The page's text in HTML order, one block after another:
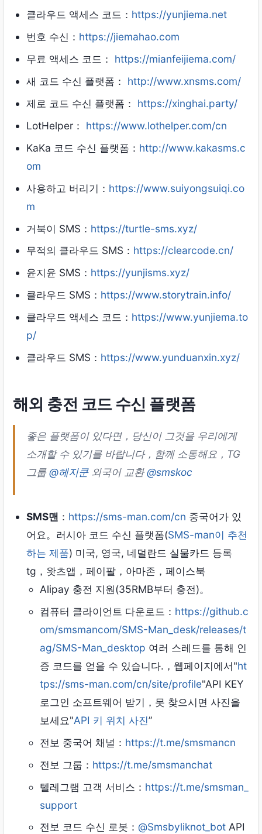
클라우드 액세스 코드： https://yunjiema.net
번호 수신： https://jiemahao.com
무료 액세스 코드： https://mianfeijiema.com/
새 코드 수신 플랫폼： http://www.xnsms.com/
제로 코드 수신 플랫폼： https://xinghai.party/
LotHelper： https://www.lothelper.com/cn
KaKa 코드 수신 플랫폼： http://www.kakasms.c
om
사용하고 버리기： https://www.suiyongsuiqi.co
m
거북이 SMS： https://turtle-sms.xyz/
무적의 클라우드 SMS： https://clearcode.cn/
윤지윤 SMS： https://yunjisms.xyz/
클라우드 SMS： https://www.storytrain.info/
클라우드 액세스 코드： https://www.yunjiema.to
p/
클라우드 SMS： https://www.yunduanxin.xyz/
해외 충전 코드 수신 플랫폼
좋은 플랫폼이 있다면，당신이 그것을 우리에게
소개할 수 있기를 바랍니다，함께 소통해요，TG
그룹@헤지쿤외국어 교환@smskoc
SMS맨 ： https://sms-man.com/cn 중국어가 있
어요。러시아 코드 수신 플랫폼(SMS-man이 추천
하는 제품) 미국, 영국, 네덜란드 실물카드 등록
tg，왓츠앱，페이팔，아마존，페이스북
Alipay 충전 지원(35RMB부터 충전)。
컴퓨터 클라이언트 다운로드： https://github.c
om/smsmancom/SMS-Man_desk/releases/t
ag/SMS-Man_desktop 여러 스레드를 통해 인
증 코드를 얻을 수 있습니다.，웹페이지에서"ht
tps://sms-man.com/cn/site/profile"API KEY
로그인 소프트웨어 받기，못 찾으시면 사진을
보세요"API 키 위치 사진”
전보 중국어 채널： https://t.me/smsmancn
전보 그룹： https://t.me/smsmanchat
텔레그램 고객 서비스： https://t.me/smsman_
support
전보 코드 수신 로봇：@Smsbyliknot_bot API